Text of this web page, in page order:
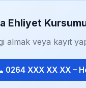
Ehliyet
almak veya kayıt
0264 XXX XX XX –